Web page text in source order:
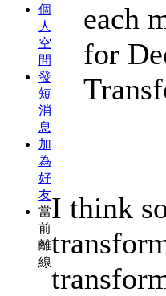
個
人
空
間
發
短
消
息
加
為
好
友
當
前
離
線
each
for
I think